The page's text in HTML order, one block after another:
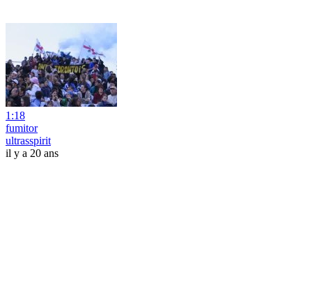
1:18
fumitor
ultrasspirit
il y a 20 ans